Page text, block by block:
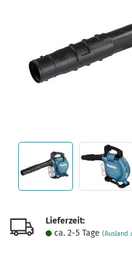
Lieferzeit:
ca. 2-5 Tage (Ausland